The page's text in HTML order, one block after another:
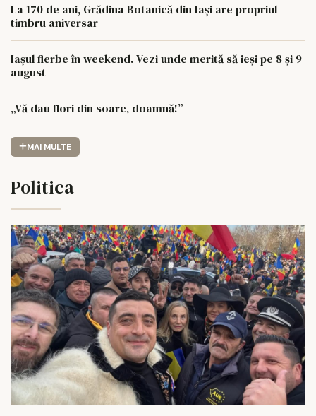
La 170 de ani, Grădina Botanică din Iași are propriul
timbru aniversar
Iașul fierbe în weekend. Vezi unde merită să ieși pe 8 și 9
august
„Vă dau flori din soare, doamnă!”
MAI MULTE
Politica